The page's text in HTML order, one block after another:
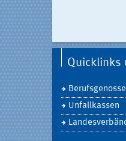
Quicklinks
Unfallkassen